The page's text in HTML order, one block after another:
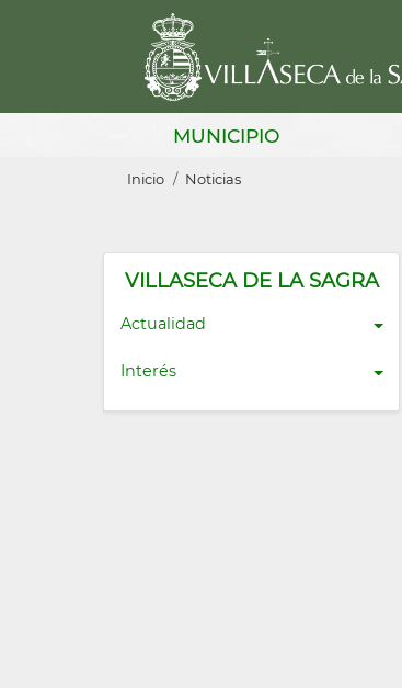
MUNICIPIO
Sobrescribir
de
ayuda
a
la
Inicio Noticias
VILLASECA DE LA SAGRA
Actualidad
Interés